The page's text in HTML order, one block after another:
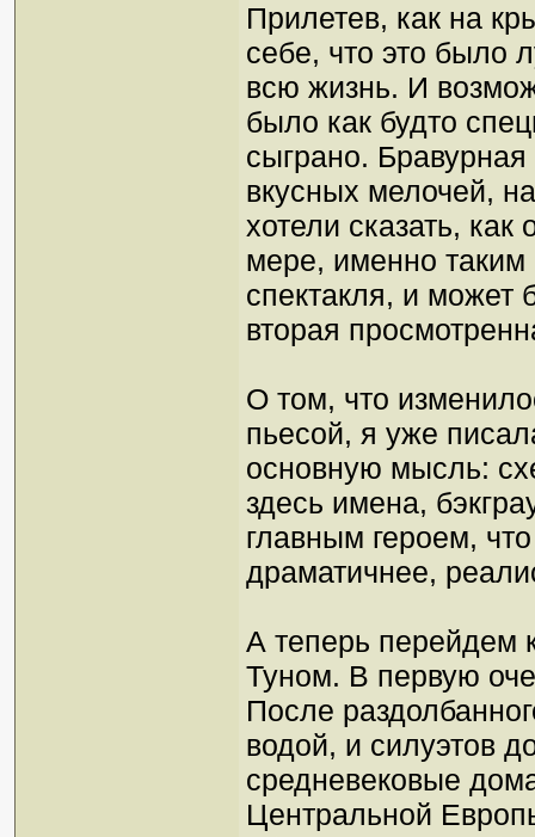
Прилетев, как на
себе, что это было
всю жизнь. И
было как будто
сыграно.
вкусных мелочей,
хотели сказать,
мере, именно таким
спектакля, и может
вторая
О том, что
пьесой, я уже
основную мысль:
здесь имена,
главным героем,
драматичнее,
А теперь перейдем
Туном. В первую
После
водой, и силуэтов
средневековые
Центральной